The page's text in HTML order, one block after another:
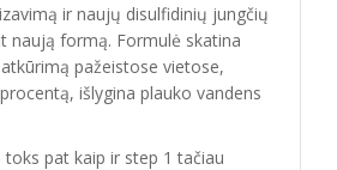
ir naujų disulfidinių jungčių
naują formą. Formulė skatina
pažeistose vietose,
išlygina plauko vandens
toks pat kaip ir step 1 tačiau